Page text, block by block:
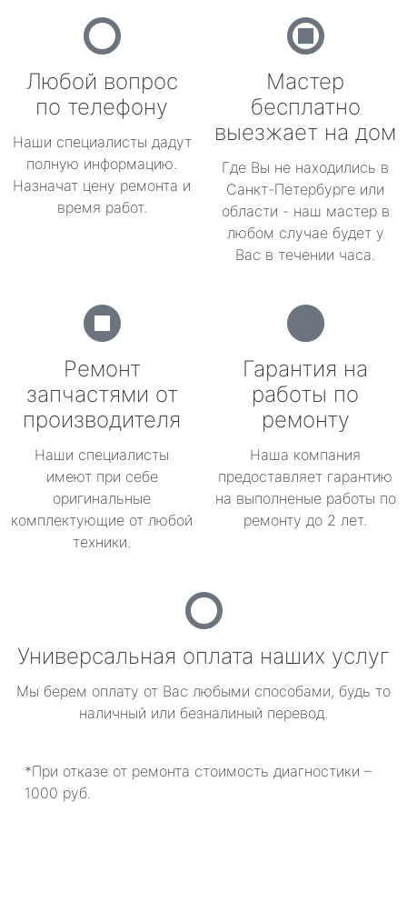
Любой вопрос
по телефону
Наши специалисты дадут
полную информацию.
Назначат цену ремонта и
время работ.
Мастер
бесплатно
выезжает на дом
Где Вы не находились в
Санкт-Петербурге или
области - наш мастер в
любом случае будет у
Вас в течении часа.
Ремонт
запчастями от
производителя
Наши специалисты
имеют при себе
оригинальные
комплектующие от любой
техники.
Гарантия на
работы по
ремонту
Наша компания
предоставляет гарантию
на выполненые работы по
ремонту до 2 лет.
Универсальная оплата наших услуг
Мы берем оплату от Вас любыми способами, будь то
наличный или безналиный перевод.
*При отказе от ремонта стоимость диагностики –
1000 руб.